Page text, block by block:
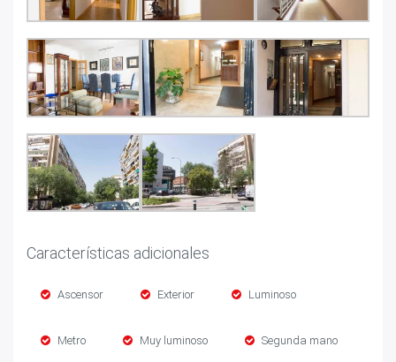
Características adicionales
Ascensor Exterior Luminoso
Metro Muy luminoso Segunda mano